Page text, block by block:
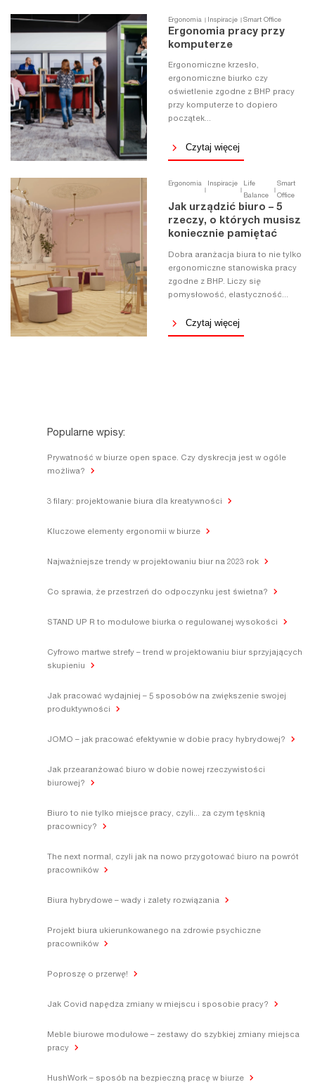
Ergonomia Inspiracje Smart Office
Ergonomia pracy przy
komputerze
Ergonomiczne krzesło,
ergonomiczne biurko czy
oświetlenie zgodne z BHP pracy
przy komputerze to dopiero
początek...
Czytaj więcej
Ergonomia Inspiracje
Life
Balance
Smart
Office
Jak urządzić biuro – 5
rzeczy, o których musisz
koniecznie pamiętać
Dobra aranżacja biura to nie tylko
ergonomiczne stanowiska pracy
zgodne z BHP. Liczy się
pomysłowość, elastyczność...
Czytaj więcej
Popularne wpisy:
Prywatność w biurze open space. Czy dyskrecja jest w ogóle
możliwa?
3 filary: projektowanie biura dla kreatywności
Kluczowe elementy ergonomii w biurze
Najważniejsze trendy w projektowaniu biur na 2023 rok
Co sprawia, że przestrzeń do odpoczynku jest świetna?
STAND UP R to modułowe biurka o regulowanej wysokości
Cyfrowo martwe strefy – trend w projektowaniu biur sprzyjających
skupieniu
Jak pracować wydajniej – 5 sposobów na zwiększenie swojej
produktywności
JOMO – jak pracować efektywnie w dobie pracy hybrydowej?
Jak przearanżować biuro w dobie nowej rzeczywistości
biurowej?
Biuro to nie tylko miejsce pracy, czyli... za czym tęsknią
pracownicy?
The next normal, czyli jak na nowo przygotować biuro na powrót
pracowników
Biura hybrydowe – wady i zalety rozwiązania
Projekt biura ukierunkowanego na zdrowie psychiczne
pracowników
Poproszę o przerwę!
Jak Covid napędza zmiany w miejscu i sposobie pracy?
Meble biurowe modułowe – zestawy do szybkiej zmiany miejsca
pracy
HushWork – sposób na bezpieczną pracę w biurze